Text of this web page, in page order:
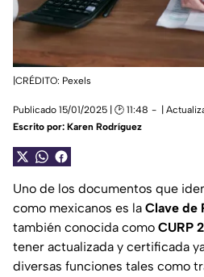
|CRÉDITO: Pexels
Publicado 15/01/2025 | 🕑 11:48 |
Escrito por: Karen Rodríguez
Uno de los documentos que
como mexicanos es la Clave de
también conocida como CURP
tener actualizada y certificada
diversas funciones tales como